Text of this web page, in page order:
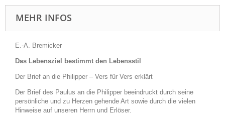
MEHR INFOS
E.-A. Bremicker
Das Lebensziel bestimmt den Lebensstil
Der Brief an die Philipper – Vers für Vers erklärt
Der Brief des Paulus an die Philipper beeindruckt durch seine
persönliche und zu Herzen gehende Art sowie durch die vielen
Hinweise auf unseren Herrn und Erlöser.